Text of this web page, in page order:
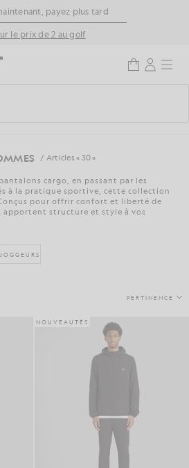
principal
payez plus tard
le prix de 2 au golf
prédictive
/ Articles « 30 »
cargo, en passant par les
à la pratique sportive, cette collection
pour offrir confort et liberté de
apportent structure et style à vos
JOGGEURS
PERTINENCE
NOUVEAUTÉS